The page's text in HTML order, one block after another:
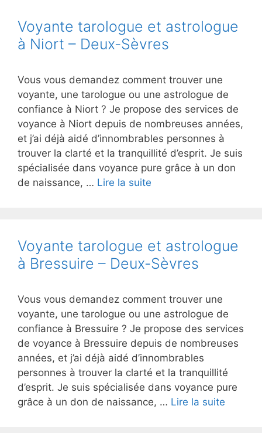
Voyante tarologue et astrologue
à Niort – Deux-Sèvres
Vous vous demandez comment trouver une
voyante, une tarologue ou une astrologue de
confiance à Niort ? Je propose des services de
voyance à Niort depuis de nombreuses années,
et j’ai déjà aidé d’innombrables personnes à
trouver la clarté et la tranquillité d’esprit. Je suis
spécialisée dans voyance pure grâce à un don
de naissance, … Lire la suite
Voyante tarologue et astrologue
à Bressuire – Deux-Sèvres
Vous vous demandez comment trouver une
voyante, une tarologue ou une astrologue de
confiance à Bressuire ? Je propose des services
de voyance à Bressuire depuis de nombreuses
années, et j’ai déjà aidé d’innombrables
personnes à trouver la clarté et la tranquillité
d’esprit. Je suis spécialisée dans voyance pure
grâce à un don de naissance, … Lire la suite